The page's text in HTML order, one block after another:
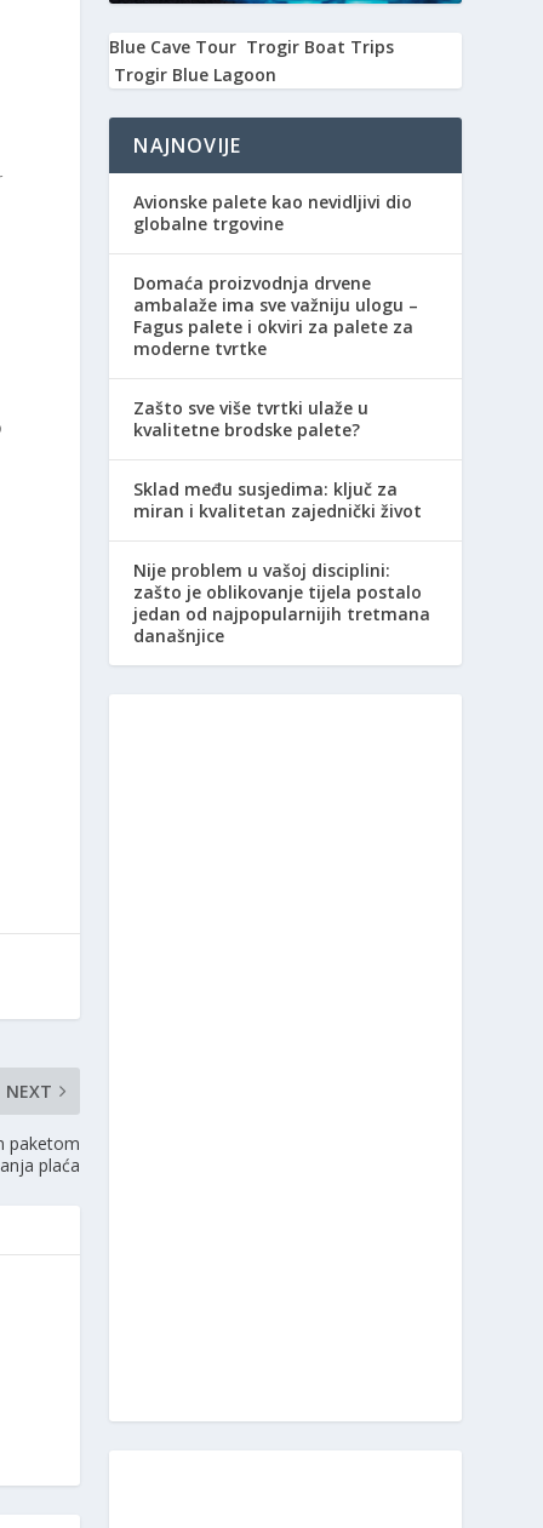
NEXT
paketom
plaća
Blue Cave Tour Trogir Boat Trips
Trogir Blue Lagoon
NAJNOVIJE
Avionske palete kao nevidljivi dio
globalne trgovine
Domaća proizvodnja drvene
ambalaže ima sve važniju ulogu –
Fagus palete i okviri za palete za
moderne tvrtke
Zašto sve više tvrtki ulaže u
kvalitetne brodske palete?
Sklad među susjedima: ključ za
miran i kvalitetan zajednički život
Nije problem u vašoj disciplini:
zašto je oblikovanje tijela postalo
jedan od najpopularnijih tretmana
današnjice